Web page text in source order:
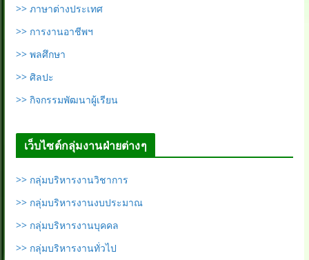
>> ภาษาต่างประเทศ
>> การงานอาชีพฯ
>> พลศึกษา
>> ศิลปะ
>> กิจกรรมพัฒนาผู้เรียน
เว็บไซต์กลุ่มงานฝ่ายต่างๆ
>> กลุ่มบริหารงานวิชาการ
>> กลุ่มบริหารงานงบประมาณ
>> กลุ่มบริหารงานบุคคล
>> กลุ่มบริหารงานทั่วไป